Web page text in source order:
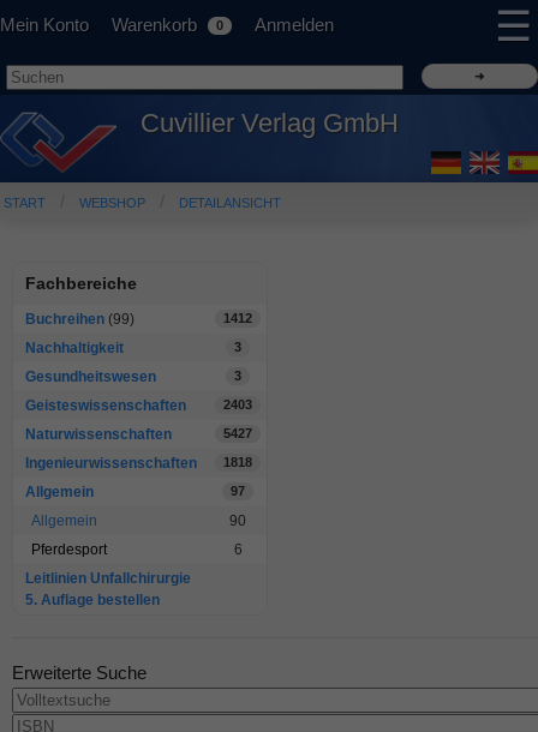
Mein Konto Warenkorb 0 Anmelden ☰
Cuvillier Verlag GmbH
START WEBSHOP DETAILANSICHT
Fachbereiche
Buchreihen (99) 1412
Nachhaltigkeit 3
Gesundheitswesen 3
Geisteswissenschaften 2403
Naturwissenschaften 5427
Ingenieurwissenschaften 1818
Allgemein 97
Allgemein
90
Pferdesport
6
Leitlinien Unfallchirurgie
5. Auflage bestellen
Erweiterte Suche